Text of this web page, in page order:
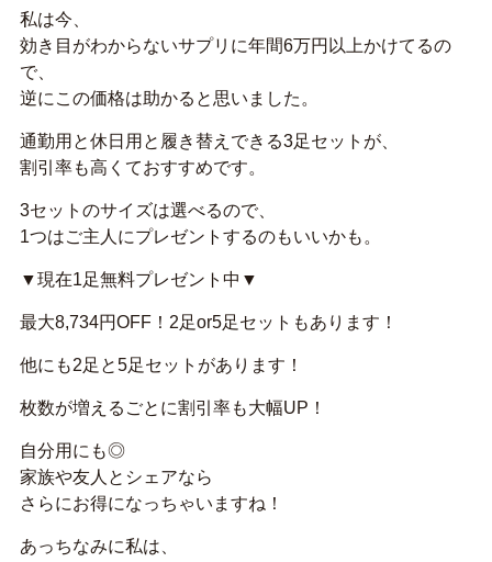
私は今、
効き目がわからないサプリに年間6万円以上かけてるの
で、
逆にこの価格は助かると思いました。
通勤用と休日用と履き替えできる3足セットが、
割引率も高くておすすめです。
3セットのサイズは選べるので、
1つはご主人にプレゼントするのもいいかも。
▼現在1足無料プレゼント中▼
最大8,734円OFF！2足or5足セットもあります！
他にも2足と5足セットがあります！
枚数が増えるごとに割引率も大幅UP！
自分用にも◎
家族や友人とシェアなら
さらにお得になっちゃいますね！
あっちなみに私は、